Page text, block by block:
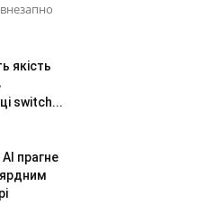
якість
switch...
прагне